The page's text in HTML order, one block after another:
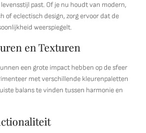
past. Of je nu houdt van modern,
of eclectisch design, zorg ervoor dat de
weerspiegelt.
en Texturen
een grote impact hebben op de sfeer
met verschillende kleurenpaletten
balans te vinden tussen harmonie en